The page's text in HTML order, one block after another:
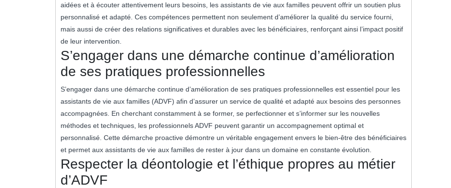
aidées et à écouter attentivement leurs besoins, les assistants de vie aux familles peuvent offrir un soutien plus
personnalisé et adapté. Ces compétences permettent non seulement d’améliorer la qualité du service fourni,
mais aussi de créer des relations significatives et durables avec les bénéficiaires, renforçant ainsi l’impact positif
de leur intervention.
S’engager dans une démarche continue d’amélioration
de ses pratiques professionnelles
S’engager dans une démarche continue d’amélioration de ses pratiques professionnelles est essentiel pour les
assistants de vie aux familles (ADVF) afin d’assurer un service de qualité et adapté aux besoins des personnes
accompagnées. En cherchant constamment à se former, se perfectionner et s’informer sur les nouvelles
méthodes et techniques, les professionnels ADVF peuvent garantir un accompagnement optimal et
personnalisé. Cette démarche proactive démontre un véritable engagement envers le bien-être des bénéficiaires
et permet aux assistants de vie aux familles de rester à jour dans un domaine en constante évolution.
Respecter la déontologie et l’éthique propres au métier
d’ADVF